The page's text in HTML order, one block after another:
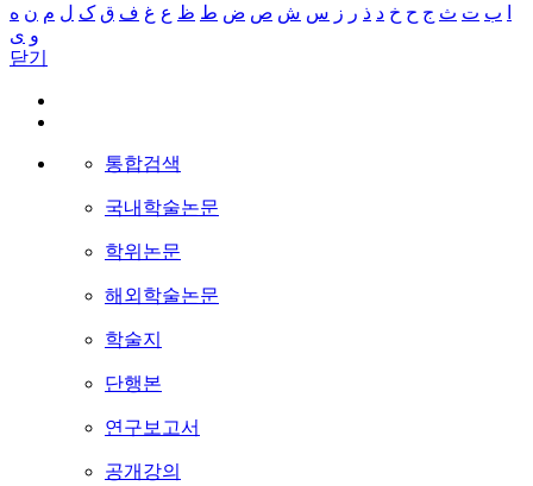
ب ت ث ج ح خ د ذ ر ز س ش ص ض ط ظ ع غ ف ق ک ل م ن ه
و ی
닫기
통합검색
국내학술논문
학위논문
해외학술논문
학술지
단행본
연구보고서
공개강의